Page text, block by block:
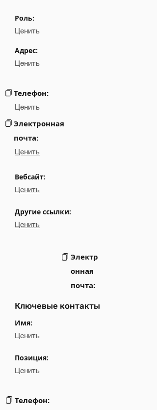
Email
Роль:
Ценить
Адрес:
Ценить
Телефон:
Ценить
Электронная
почта:
Ценить
Вебсайт:
Ценить
Другие ссылки:
Ценить
Электр
онная
почта:
Ключевые контакты
Имя:
Ценить
Позиция:
Ценить
Телефон: